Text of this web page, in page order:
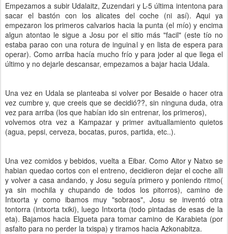
Empezamos a subir Udalaitz, Zuzendari y L-5 última intentona para
sacar el bastón con los alicates del coche (ni así). Aqui ya
empezaron los primeros calvarios hacia la punta (el mío) y encima
algun atontao le sigue a Josu por el sitio más "facil" (este tío no
estaba parao con una rotura de inguinal y en lista de espera para
operar). Como arriba hacía mucho frío y para joder al que llega el
último y no dejarle descansar, empezamos a bajar hacia Udala.
Una vez en Udala se planteaba si volver por Besaide o hacer otra
vez cumbre y, que creeis que se decidió??, sin ninguna duda, otra
vez para arriba (los que habían ido sin entrenar, los primeros),
volvemos otra vez a Kampazar y primer avituallamiento quietos
(agua, pepsi, cerveza, bocatas, puros, partida, etc..).
Una vez comidos y bebidos, vuelta a Eibar. Como Aitor y Natxo se
habian quedao cortos con el entreno, decidieron dejar el coche alli
y volver a casa andando, y Josu seguía primero y poniendo ritmo(
ya sin mochila y chupando de todos los pitorros), camino de
Intxorta y como ibamos muy "sobraos", Josu se inventó otra
tontorra (intxorta txiki), luego Intxorta (todo pintadas de esas de la
eta). Bajamos hacia Elgueta para tomar camino de Karabieta (por
asfalto para no perder la txispa) y tiramos hacia Azkonabitza.